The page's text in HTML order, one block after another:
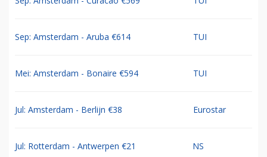
Sep: Amsterdam - Aruba €614 TUI
Mei: Amsterdam - Bonaire €594 TUI
Jul: Amsterdam - Berlijn €38 Eurostar
Jul: Rotterdam - Antwerpen €21 NS